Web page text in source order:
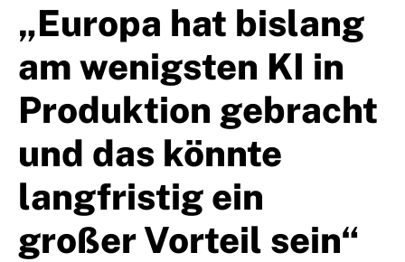
„Europa hat bislang
am wenigsten KI in
Produktion gebracht
und das könnte
langfristig ein
großer Vorteil sein“